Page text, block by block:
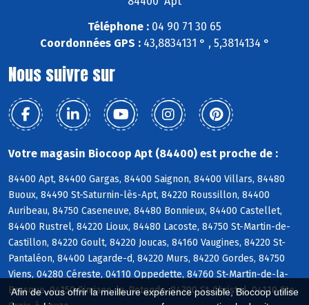
Afin de vous offrir la meilleure expérience possible, Biocoop utilise
Téléphone : 04 90 71 30 65
Coordonnées GPS :43,8834131 ° , 5,3814134 °
Nous suivre sur
Votre magasin Biocoop Apt (84400) est proche de :
84400 Apt, 84400 Gargas, 84400 Saignon, 84400 Villars, 84480
Buoux, 84490 St-Saturnin-lès-Apt, 84220 Roussillon, 84400
Auribeau, 84750 Caseneuve, 84480 Bonnieux, 84400 Castellet,
84400 Rustrel, 84220 Lioux, 84480 Lacoste, 84750 St-Martin-de-
Castillon, 84220 Goult, 84220 Joucas, 84160 Vaugines, 84220 St-
Pantaléon, 84400 Lagarde-d, 84220 Murs, 84220 Gordes, 84750
Viens, 04280 Céreste, 04110 Oppedette, 84760 St-Martin-de-la-
Brasque, 04150 Simiane-la-Rotonde, 84390 St-Christol, 04110 Ste-